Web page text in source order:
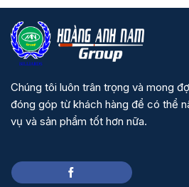
Chúng tôi luôn trân trọng và mong
đóng góp từ khách hàng để có thể
vụ và sản phẩm tốt hơn nữa.